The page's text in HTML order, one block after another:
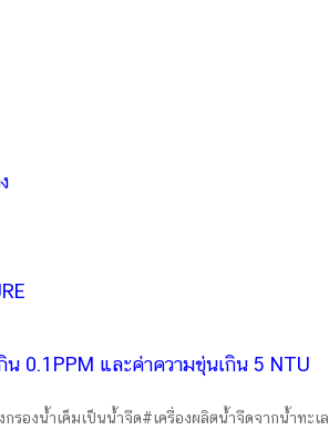
0.1PPM และค่าความขุ่นเกิน 5 NTU
รองน้ำเค็มเป็นน้ำจืด#เครื่องผลิตน้ำจืดจากน้ำทะเล